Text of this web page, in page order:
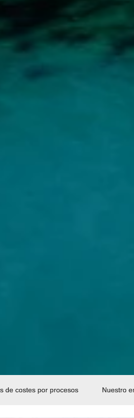
de costes por procesos Nuestro